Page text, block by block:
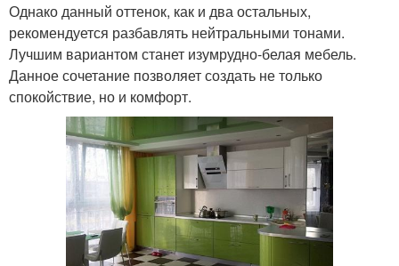
Однако данный оттенок, как и два остальных,
рекомендуется разбавлять нейтральными тонами.
Лучшим вариантом станет изумрудно-белая мебель.
Данное сочетание позволяет создать не только
спокойствие, но и комфорт.